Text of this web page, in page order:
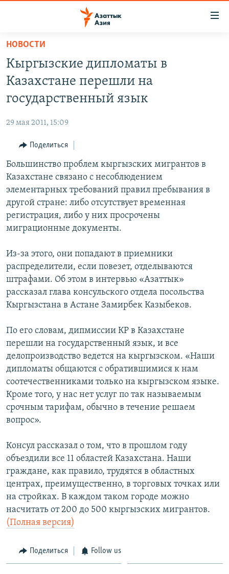
Вернуться
основному
содержанию
главной
Вернутся
поиску
КАЗАХСТАН
ТАДЖИКИСТАН
НОВОСТИ
КЫРГЫЗЧА
ЎЗБЕКЧА
TÜRKMENÇE
Все сайты РСЕ/РС
НОВОСТИ
Кыргызские дипломаты в
Казахстане перешли на
государственный язык
29 мая 2011, 15:09
Поделиться
Большинство проблем кыргызских мигрантов в
Казахстане связано с несоблюдением
элементарных требований правил пребывания в
другой стране: либо отсутствует временная
регистрация, либо у них просрочены
миграционные документы.
Из-за этого, они попадают в приемники
распределители, если повезет, отделываются
штрафами. Об этом в интервью «Азаттык»
рассказал глава консульского отдела посольства
Кыргызстана в Астане Замирбек Казыбеков.
По его словам, дипмиссии КР в Казахстане
перешли на государственный язык, и все
делопроизводство ведется на кыргызском. «Наши
дипломаты общаются с обратившимися к нам
соотечественниками только на кыргызском языке.
Кроме того, у нас нет услуг по так называемым
срочным тарифам, обычно в течение решаем
вопрос».
Консул рассказал о том, что в прошлом году
объездили все 11 областей Казахстана. Наши
граждане, как правило, трудятся в областных
центрах, преимущественно, в торговых точках или
на стройках. В каждом таком городе можно
насчитать от 200 до 500 кыргызских мигрантов.
(Полная версия)
Поделиться Follow us